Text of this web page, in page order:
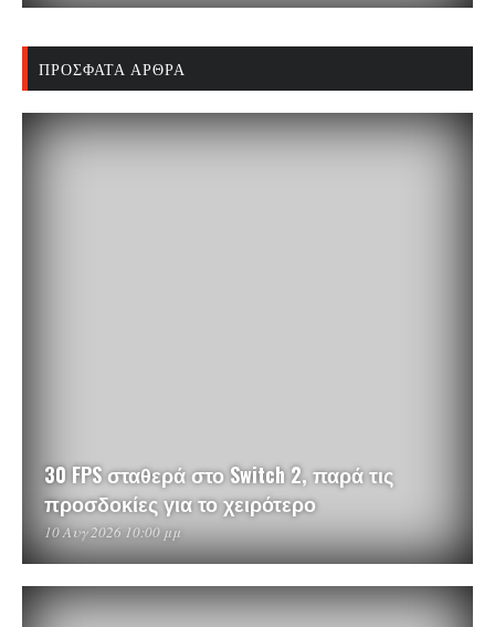
ΠΡΌΣΦΑΤΑ ΆΡΘΡΑ
30 FPS σταθερά στο Switch 2, παρά τις
προσδοκίες για το χειρότερο
10 Αυγ 2026 10:00 μμ